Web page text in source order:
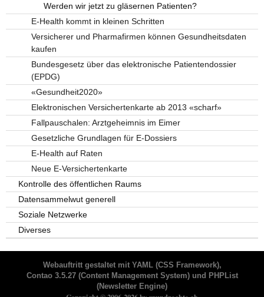
Werden wir jetzt zu gläsernen Patienten?
E-Health kommt in kleinen Schritten
Versicherer und Pharmafirmen können Gesundheitsdaten
kaufen
Bundesgesetz über das elektronische Patientendossier
(EPDG)
«Gesundheit2020»
Elektronischen Versichertenkarte ab 2013 «scharf»
Fallpauschalen: Arztgeheimnis im Eimer
Gesetzliche Grundlagen für E-Dossiers
E-Health auf Raten
Neue E-Versichertenkarte
Kontrolle des öffentlichen Raums
Datensammelwut generell
Soziale Netzwerke
Diverses
Webauftritt gestaltet mit YAML(CSS Framework),
Contao 3.5.27(Content Management System) und PHPList
(Newsletter Engine)